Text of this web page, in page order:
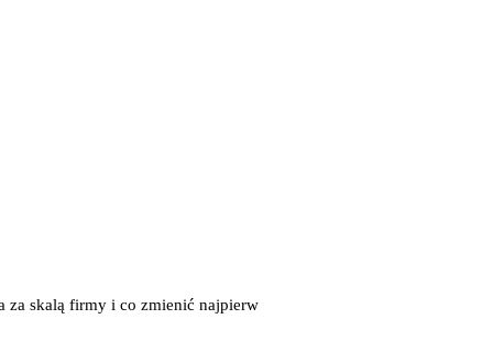
za skalą firmy i co zmienić najpierw